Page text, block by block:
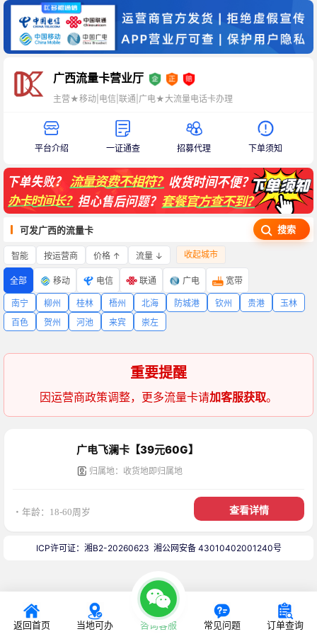
广西流量卡营业厅
主营★移动|电信|联通|广电★大流量电话卡办理
平台介绍 一证通查 招募代理 下单须知
可发广西的流量卡 搜索
智能 按运营商 价格 ↑ 流量 ↓ 收起城市
全部 移动 电信 联通 广电 宽带
南宁 柳州 桂林 梧州 北海 防城港 钦州 贵港
玉林
百色
贺州 河池 来宾 崇左
重要提醒
因运营商政策调整，更多流量卡请加客服获取。
广电飞澜卡【39元60G】
归属地：收货地即归属地
・年龄：18-60周岁 查看详情
返回首页 当地可办 咨询客服 常见问题 订单查询
ICP许可证：湘B2-20260623 湘公网安备 43010402001240号